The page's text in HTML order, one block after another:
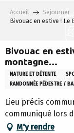
Accueil Sejourner
Bivouac en estive !
Bivouac en
montagne…
NATURE ET DÉTENTE
RANDONNÉE PÉDESTRE /
Lieu précis
communiqué lors
M'y rendre